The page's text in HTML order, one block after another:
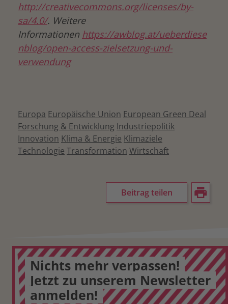
http://creativecommons.org/licenses/by-
sa/4.0/. Weitere
Informationen https://awblog.at/ueberdiese
nblog/open-access-zielsetzung-und-
verwendung
Europa Europäische Union European Green Deal
Forschung & Entwicklung Industriepolitik
Innovation Klima & Energie Klimaziele
Technologie Transformation Wirtschaft
Beitrag teilen
Nichts mehr verpassen!
Jetzt zu unserem Newsletter
anmelden!